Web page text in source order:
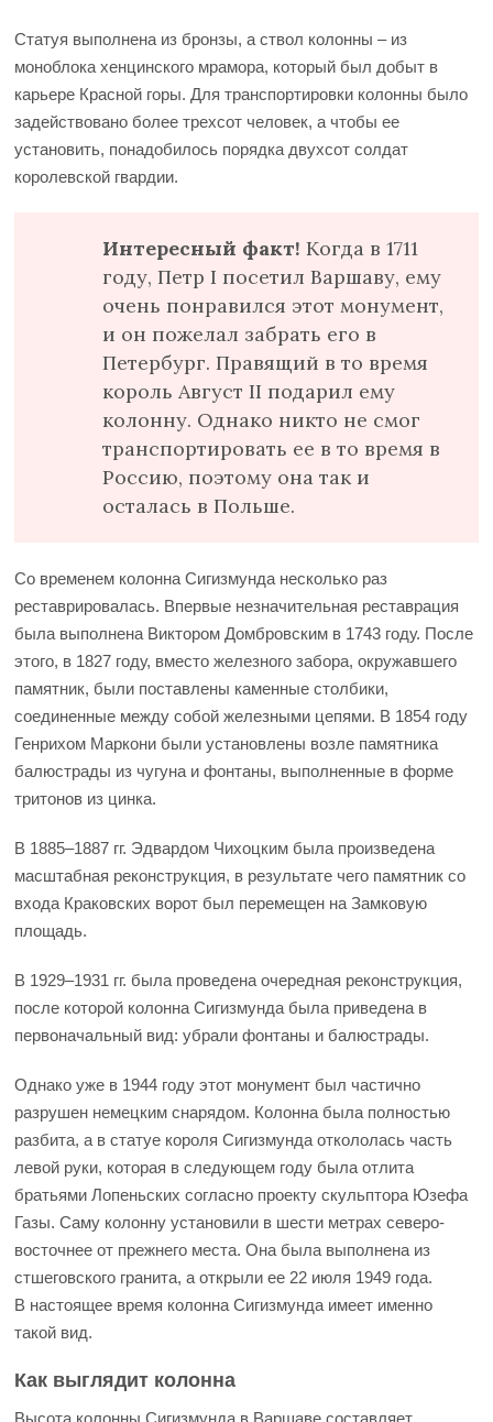
Статуя выполнена из бронзы, а ствол колонны – из
моноблока хенцинского мрамора, который был добыт в
карьере Красной горы. Для транспортировки колонны было
задействовано более трехсот человек, а чтобы ее
установить, понадобилось порядка двухсот солдат
королевской гвардии.
Интересный факт!Когда в 1711
году, Петр I посетил Варшаву, ему
очень понравился этот монумент,
и он пожелал забрать его в
Петербург. Правящий в то время
король Август II подарил ему
колонну. Однако никто не смог
транспортировать ее в то время в
Россию, поэтому она так и
осталась в Польше.
Со временем колонна Сигизмунда несколько раз
реставрировалась. Впервые незначительная реставрация
была выполнена Виктором Домбровским в 1743 году. После
этого, в 1827 году, вместо железного забора, окружавшего
памятник, были поставлены каменные столбики,
соединенные между собой железными цепями. В 1854 году
Генрихом Маркони были установлены возле памятника
балюстрады из чугуна и фонтаны, выполненные в форме
тритонов из цинка.
В 1885–1887 гг. Эдвардом Чихоцким была произведена
масштабная реконструкция, в результате чего памятник со
входа Краковских ворот был перемещен на Замковую
площадь.
В 1929–1931 гг. была проведена очередная реконструкция,
после которой колонна Сигизмунда была приведена в
первоначальный вид: убрали фонтаны и балюстрады.
Однако уже в 1944 году этот монумент был частично
разрушен немецким снарядом. Колонна была полностью
разбита, а в статуе короля Сигизмунда откололась часть
левой руки, которая в следующем году была отлита
братьями Лопеньских согласно проекту скульптора Юзефа
Газы. Саму колонну установили в шести метрах северо-
восточнее от прежнего места. Она была выполнена из
стшеговского гранита, а открыли ее 22 июля 1949 года.
В настоящее время колонна Сигизмунда имеет именно
такой вид.
Как выглядит колонна
Высота колонны Сигизмунда в Варшаве составляет